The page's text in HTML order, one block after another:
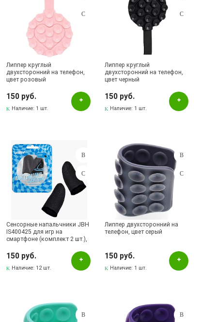
Липпер круглый
двухсторонний на телефон,
цвет розовый
150 руб.
Наличие: 1 шт.
Липпер круглый
двухсторонний на телефон,
цвет черный
150 руб.
Наличие: 1 шт.
Сенсорные напальчники JBH
IS400425 для игр на
смартфоне (комплект 2 шт.),
150 руб.
Наличие: 12 шт.
Липпер двухсторонний на
телефон, цвет серый
150 руб.
Наличие: 1 шт.